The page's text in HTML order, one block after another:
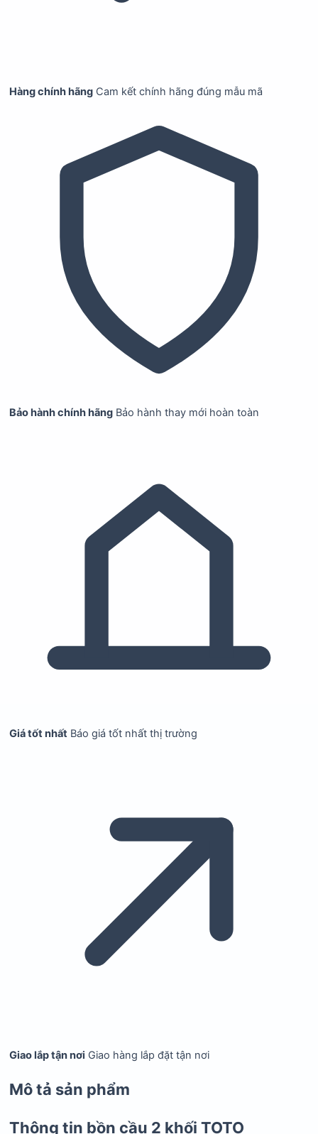
Hàng chính hãng Cam kết chính hãng đúng mẫu mã
Bảo hành chính hãng Bảo hành thay mới hoàn toàn
Giá tốt nhất Báo giá tốt nhất thị trường
Giao lắp tận nơi Giao hàng lắp đặt tận nơi
Mô tả sản phẩm
Thông tin bồn cầu 2 khối TOTO